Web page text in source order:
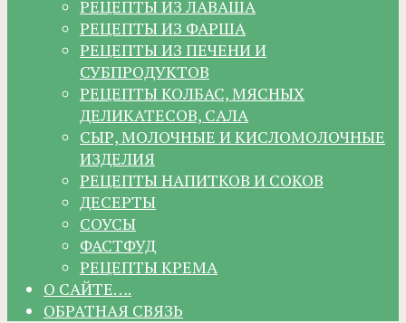
РЕЦЕПТЫ ИЗ ЛАВАША
РЕЦЕПТЫ ИЗ ФАРША
РЕЦЕПТЫ ИЗ ПЕЧЕНИ И
СУБПРОДУКТОВ
РЕЦЕПТЫ КОЛБАС, МЯСНЫХ
ДЕЛИКАТЕСОВ, САЛА
СЫР, МОЛОЧНЫЕ И КИСЛОМОЛОЧНЫЕ
ИЗДЕЛИЯ
РЕЦЕПТЫ НАПИТКОВ И СОКОВ
ДЕСЕРТЫ
СОУСЫ
ФАСТФУД
РЕЦЕПТЫ КРЕМА
О САЙТЕ….
ОБРАТНАЯ СВЯЗЬ